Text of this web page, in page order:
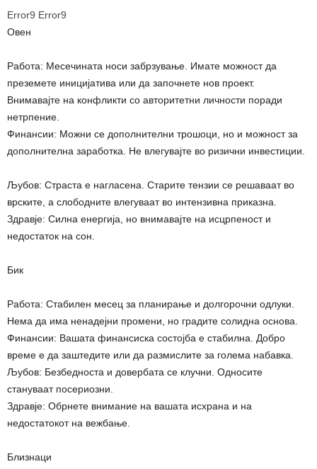
Error9 Error9
Овен
Работа: Месечината носи забрзување. Имате можност да
преземете иницијатива или да започнете нов проект.
Внимавајте на конфликти со авторитетни личности поради
нетрпение.
Финансии: Можни се дополнителни трошоци, но и можност за
дополнителна заработка. Не влегувајте во ризични инвестиции.
Љубов: Страста е нагласена. Старите тензии се решаваат во
врските, а слободните влегуваат во интензивна приказна.
Здравје: Силна енергија, но внимавајте на исцрпеност и
недостаток на сон.
Бик
Работа: Стабилен месец за планирање и долгорочни одлуки.
Нема да има ненадејни промени, но градите солидна основа.
Финансии: Вашата финансиска состојба е стабилна. Добро
време е да заштедите или да размислите за голема набавка.
Љубов: Безбедноста и довербата се клучни. Односите
стануваат посериозни.
Здравје: Обрнете внимание на вашата исхрана и на
недостатокот на вежбање.
Близнаци